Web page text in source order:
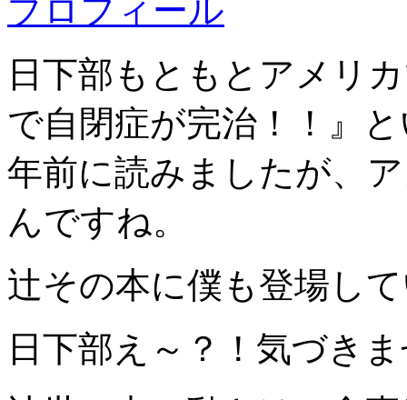
プロフィール
日下部 もともとアメリ
で自閉症が完治！！』
年前に読みましたが、
んですね。
辻その本に僕も登場し
日下部 え～？！気づき